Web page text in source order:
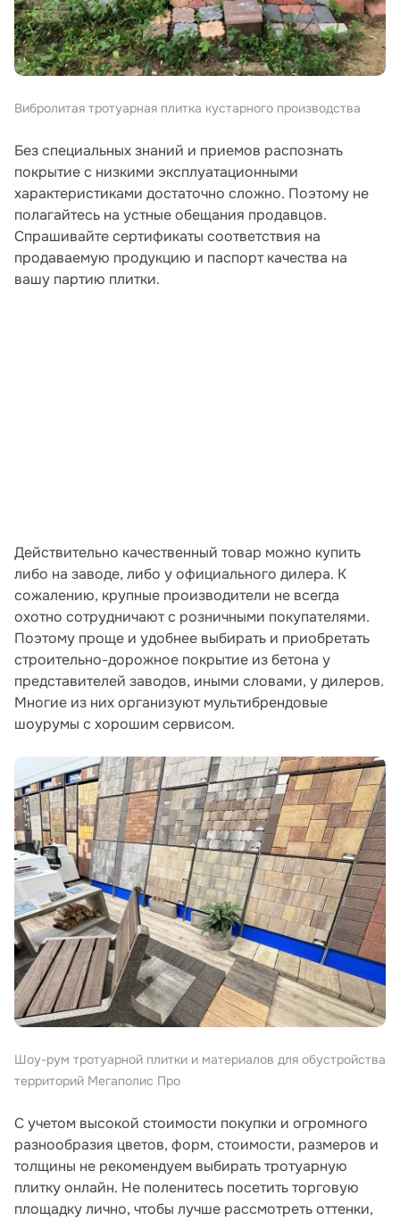
Вибролитая тротуарная плитка кустарного производства
Без специальных знаний и приемов распознать
покрытие с низкими эксплуатационными
характеристиками достаточно сложно. Поэтому не
полагайтесь на устные обещания продавцов.
Спрашивайте сертификаты соответствия на
продаваемую продукцию и паспорт качества на
вашу партию плитки.
Действительно качественный товар можно купить
либо на заводе, либо у официального дилера. К
сожалению, крупные производители не всегда
охотно сотрудничают с розничными покупателями.
Поэтому проще и удобнее выбирать и приобретать
строительно-дорожное покрытие из бетона у
представителей заводов, иными словами, у дилеров.
Многие из них организуют мультибрендовые
шоурумы с хорошим сервисом.
Шоу-рум тротуарной плитки и материалов для обустройства
территорий Мегаполис Про
С учетом высокой стоимости покупки и огромного
разнообразия цветов, форм, стоимости, размеров и
толщины не рекомендуем выбирать тротуарную
плитку онлайн. Не поленитесь посетить торговую
площадку лично, чтобы лучше рассмотреть оттенки,